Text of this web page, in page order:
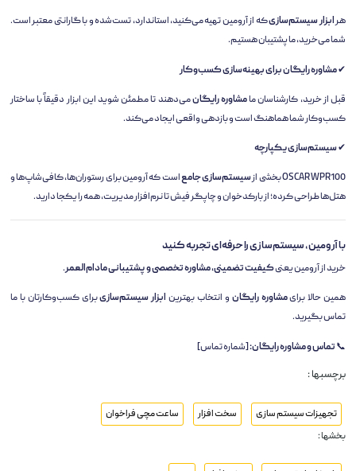
هرابزار سیستم‌سازیکه از آرومین تهیه می‌کنید، استاندارد، تست‌شده و با گارانتی معتبر است.
شما می‌خرید، ما پشتیبان هستیم.
✔مشاوره رایگان برای بهینه‌سازی کسب‌وکار
قبل از خرید، کارشناسان مامشاوره رایگانمی‌دهند تا مطمئن شوید این ابزار دقیقاً با ساختار
کسب‌وکار شما هماهنگ است و بازدهی واقعی ایجاد می‌کند.
✔سیستم‌سازی یکپارچه
OSCAR WPR100 بخشی از سیستم‌سازی جامعاست که آرومین برای رستوران‌ها، کافی‌شاپ‌ها و
هتل‌ها طراحی کرده؛ از بارکدخوان و چاپگر فیش تا نرم‌افزار مدیریت، همه را یکجا دارید.
با آرومین، سیستم‌سازی را حرفه‌ای تجربه کنید
خرید از آرومین یعنیکیفیت تضمینی، مشاوره تخصصی و پشتیبانی مادام‌العمر.
همین حالا برایمشاوره رایگان و انتخاب بهترین ابزار سیستم‌سازیبرای کسب‌وکارتان با ما
تماس بگیرید.
📞تماس و مشاوره رایگان:[شماره تماس]
برچسبها :
تجهیزات سیستم سازی سخت افزار
ساعت مچی فراخوان
بخشها :